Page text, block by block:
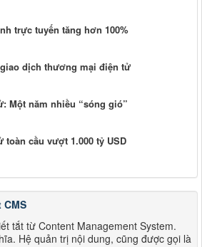
trực tuyến tăng hơn 100%
dịch thương mại điện tử
Một năm nhiều “sóng gió”
cầu vượt 1.000 tỷ USD
tắt từ Content Management System.
Hệ quản trị nội dung, cũng được gọi là